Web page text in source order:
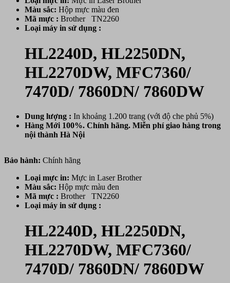
Màu sắc: Hộp mực màu đen
Mã mực : Brother TN2260
Loại máy in sử dụng :
HL2240D, HL2250DN,
HL2270DW, MFC7360/
7470D/ 7860DN/ 7860DW
Dung lượng : In khoảng 1.200 trang (với độ che phủ 5%)
Hàng Mới 100%. Chính hãng. Miễn phí giao hàng trong
nội thành Hà Nội
Bảo hành: Chính hãng
Loại mực in: Mực in Laser Brother
Màu sắc: Hộp mực màu đen
Mã mực : Brother TN2260
Loại máy in sử dụng :
HL2240D, HL2250DN,
HL2270DW, MFC7360/
7470D/ 7860DN/ 7860DW